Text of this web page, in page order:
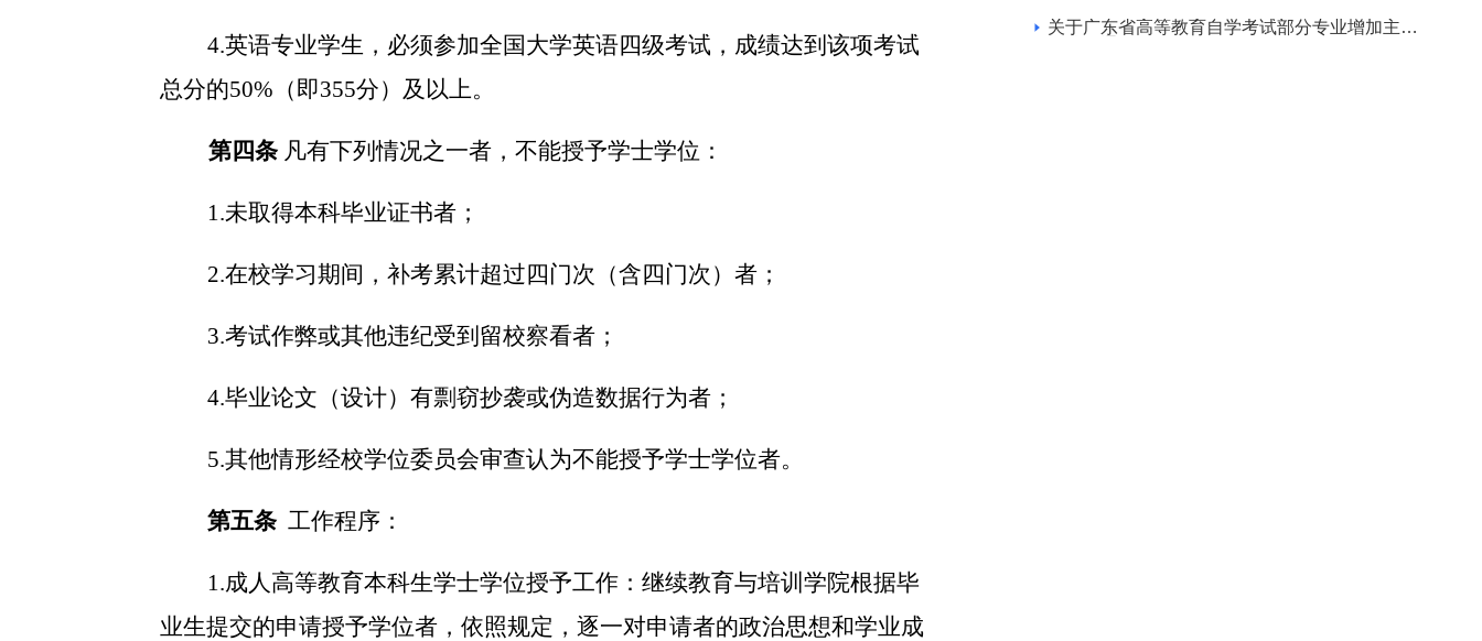
4.英语专业学生，必须参加全国大学英语四级考试，成绩达到该项考试
总分的50%（即355分）及以上。
第四条 凡有下列情况之一者，不能授予学士学位：
1.未取得本科毕业证书者；
2.在校学习期间，补考累计超过四门次（含四门次）者；
3.考试作弊或其他违纪受到留校察看者；
4.毕业论文（设计）有剽窃抄袭或伪造数据行为者；
5.其他情形经校学位委员会审查认为不能授予学士学位者。
第五条 工作程序：
1.成人高等教育本科生学士学位授予工作：继续教育与培训学院根据毕
业生提交的申请授予学位者，依照规定，逐一对申请者的政治思想和学业成
关于广东省高等教育自学考试部分专业增加主考